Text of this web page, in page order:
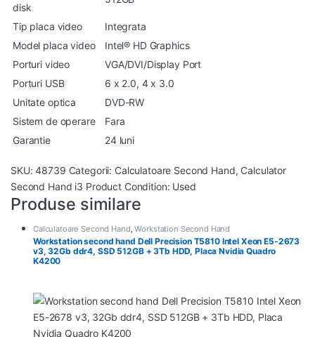
disk
Tip placa video
Integrata
Model placa video
Intel® HD Graphics
Porturi video
VGA/DVI/Display Port
Porturi USB
6 x 2.0, 4 x 3.0
Unitate optica
DVD-RW
Sistem de operare
Fara
Garantie
24 luni
SKU:48739 Categorii: Calculatoare Second Hand, Calculator
Second Hand i3 Product Condition: Used
Produse similare
Calculatoare Second Hand ,Workstation Second Hand
Workstation second hand Dell Precision T5810 Intel Xeon E5-2673
v3, 32Gb ddr4, SSD 512GB + 3Tb HDD, Placa Nvidia Quadro
K4200